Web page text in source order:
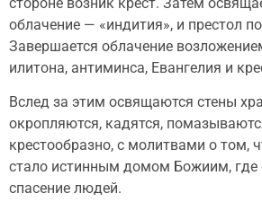
облачение — «индития», и престол
Завершается облачение
илитона, антиминса, Евангелия и
Вслед за этим освящаются стены
окропляются, кадятся,
крестообразно, с молитвами о том,
стало истинным домом Божиим, где
спасение людей.